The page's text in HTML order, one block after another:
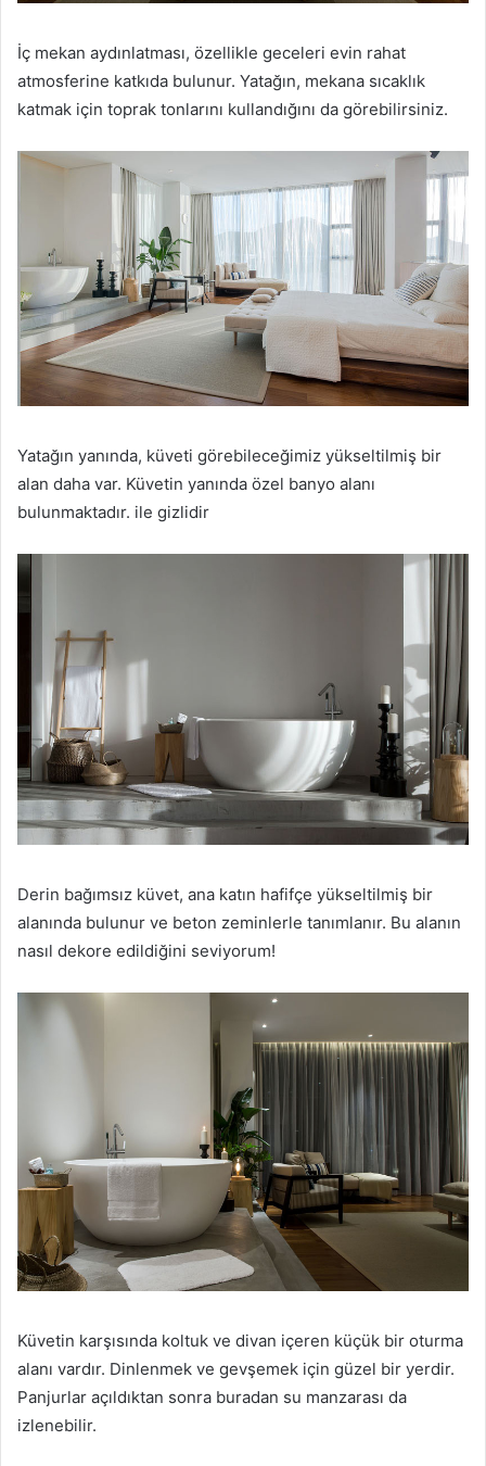
İç mekan aydınlatması, özellikle geceleri evin rahat
atmosferine katkıda bulunur. Yatağın, mekana sıcaklık
katmak için toprak tonlarını kullandığını da görebilirsiniz.
Yatağın yanında, küveti görebileceğimiz yükseltilmiş bir
alan daha var. Küvetin yanında özel banyo alanı
bulunmaktadır. ile gizlidir
Derin bağımsız küvet, ana katın hafifçe yükseltilmiş bir
alanında bulunur ve beton zeminlerle tanımlanır. Bu alanın
nasıl dekore edildiğini seviyorum!
Küvetin karşısında koltuk ve divan içeren küçük bir oturma
alanı vardır. Dinlenmek ve gevşemek için güzel bir yerdir.
Panjurlar açıldıktan sonra buradan su manzarası da
izlenebilir.